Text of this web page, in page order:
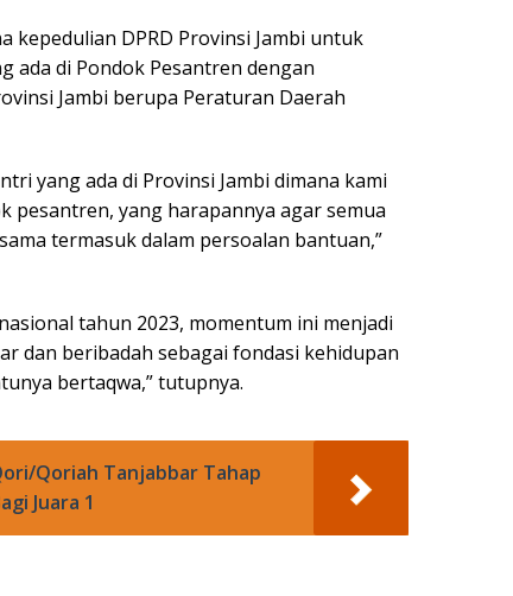
kepedulian DPRD Provinsi Jambi untuk
ada di Pondok Pesantren dengan
Jambi berupa Peraturan Daerah
yang ada di Provinsi Jambi dimana kami
pesantren, yang harapannya agar semua
termasuk dalam persoalan bantuan,”
tahun 2023, momentum ini menjadi
dan beribadah sebagai fondasi kehidupan
bertaqwa,” tutupnya.
Qoriah Tanjabbar Tahap
Juara 1